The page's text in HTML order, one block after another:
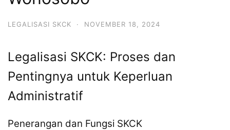
LEGALISASI SKCK · NOVEMBER 18, 2024
Legalisasi SKCK: Proses dan
Pentingnya untuk Keperluan
Administratif
Penerangan dan Fungsi SKCK